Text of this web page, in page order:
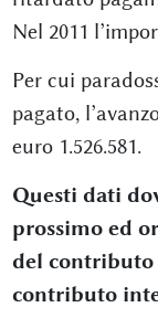
Nel 2011
Per cui
pagato,
euro 1.526.581.
Questi dati
prossimo ed
del contributo
contributo